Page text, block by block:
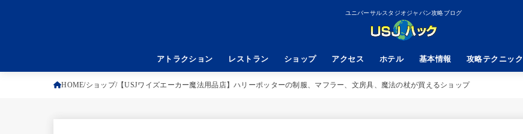
ユニバーサルスタジオジャパン攻略ブログ
アトラクション レストラン ショップ アクセス ホテル 基本情報 攻略テクニック
HOME ショップ 【USJワイズエーカー魔法用品店】ハリーポッターの制服、マフラー、文房具、魔法の杖が買えるショップ